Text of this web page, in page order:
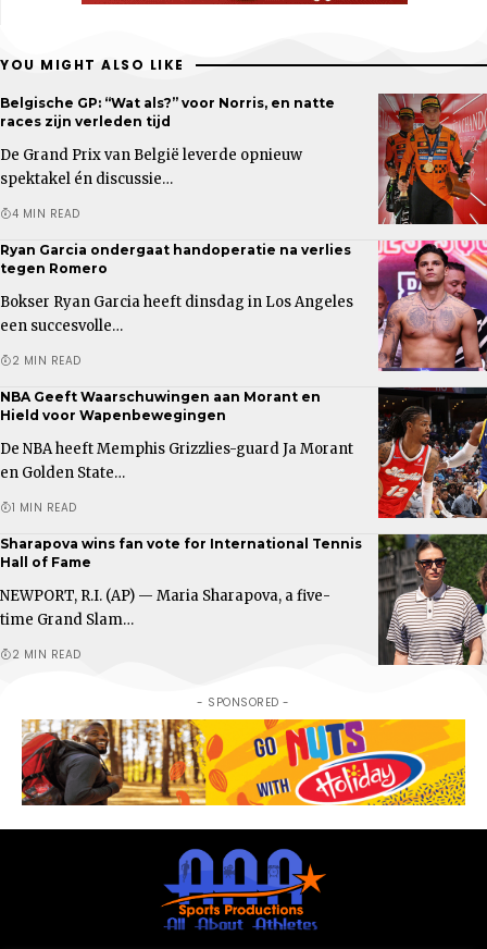
YOU MIGHT ALSO LIKE
Belgische GP: “Wat als?” voor Norris, en natte
races zijn verleden tijd
De Grand Prix van België leverde opnieuw
spektakel én discussie…
4 MIN READ
Ryan Garcia ondergaat handoperatie na verlies
tegen Romero
Bokser Ryan Garcia heeft dinsdag in Los Angeles
een succesvolle…
2 MIN READ
NBA Geeft Waarschuwingen aan Morant en
Hield voor Wapenbewegingen
De NBA heeft Memphis Grizzlies-guard Ja Morant
en Golden State…
1 MIN READ
Sharapova wins fan vote for International Tennis
Hall of Fame
NEWPORT, R.I. (AP) — Maria Sharapova, a five-
time Grand Slam…
2 MIN READ
- SPONSORED -